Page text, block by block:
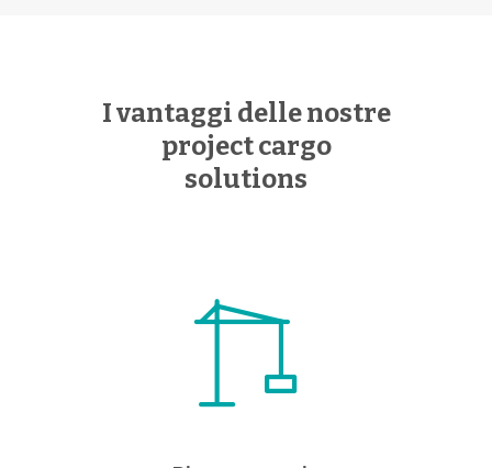
I vantaggi delle nostre
project cargo
solutions